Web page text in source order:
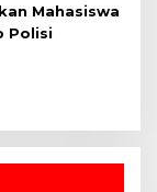
Mahasiswa
Polisi